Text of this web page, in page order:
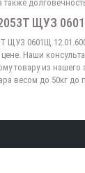
ЩУЗ
Наши
товару из
весом до 50кг